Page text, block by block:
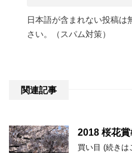
日本語が含まれない投稿は
さい。（スパム対策）
関連記事
2018 桜花
買い目 (続きは